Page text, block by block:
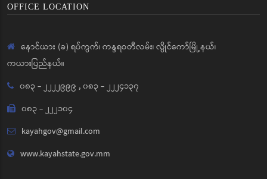
OFFICE LOCATION
နောင်ယား (ခ) ရပ်ကွက်၊ ကန္ဒရဝတီလမ်း၊ လွိုင်ကော်မြို့နယ်၊
ကယားပြည်နယ်။
၀၈၃ - ၂၂၂၂၉၉၉ ,၀၈၃ - ၂၂၂၄၁၃၇
၀၈၃ - ၂၂၂၁၀၄
kayahgov@gmail.com
www.kayahstate.gov.mm